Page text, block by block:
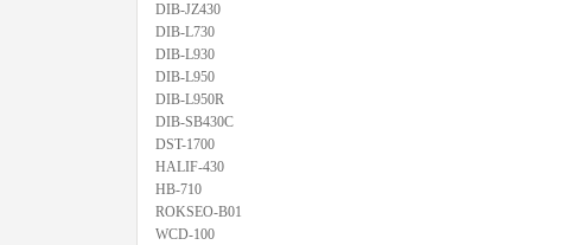
DIB-JZ430
DIB-L730
DIB-L930
DIB-L950
DIB-L950R
DIB-SB430C
DST-1700
HALIF-430
HB-710
ROKSEO-B01
WCD-100